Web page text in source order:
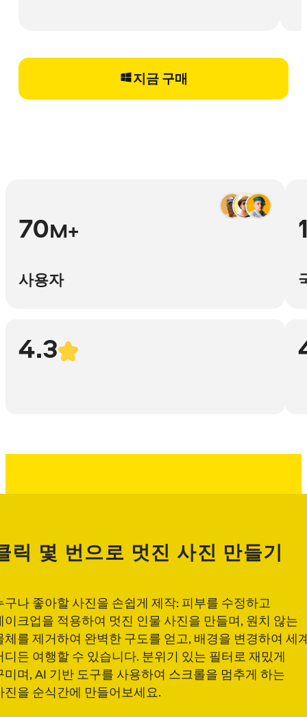
지금 구매
70M+
사용자
4.3
릭 몇 번으로 멋진 사진 만들기
구나 좋아할 사진을 손쉽게 제작: 피부를 수정하고
이크업을 적용하여 멋진 인물 사진을 만들며, 원치 않는
체를 제거하여 완벽한 구도를 얻고, 배경을 변경하여 세
디든 여행할 수 있습니다. 분위기 있는 필터로 재밌게
미며, AI 기반 도구를 사용하여 스크롤을 멈추게 하는
진을 순식간에 만들어보세요.